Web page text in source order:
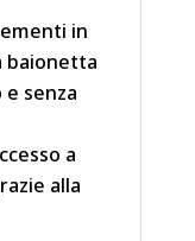
in
baionetta
senza
a
alla